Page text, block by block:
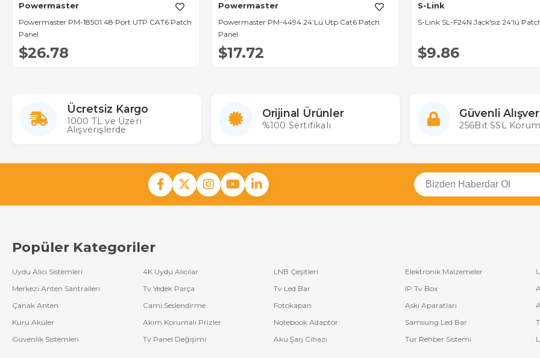
Powermaster
Powermaster PM-18501 48 Port UTP CAT6 Patch
Panel
$26.78
Powermaster
Powermaster PM-4494 24’Lü Utp Cat6 Patch
Panel
$17.72
S-Link
S-Link SL-F24N Jack'sız 24'lü
$9.86
Ücretsiz Kargo
1000 TL ve Üzeri
Alışverişlerde
Orijinal Ürünler
%100 Sertifikalı
Güvenli
256Bit SSL
Popüler Kategoriler
Uydu Alıcı Sistemleri 4K Uydu Alıcılar LNB Çeşitleri Elektronik Malzemeler
Merkezi Anten Santralleri
Tv Yedek Parça Tv Led Bar IP Tv Box
Çanak Anten
Cami Seslendirme Fotokapan Askı Aparatları
Kuru Aküler
Akım Korumalı Prizler Notebook Adaptör Samsung Led Bar
Güvenlik Sistemleri
Tv Panel Değişimi Akü Şarj Cihazı Tur Rehber Sistemi